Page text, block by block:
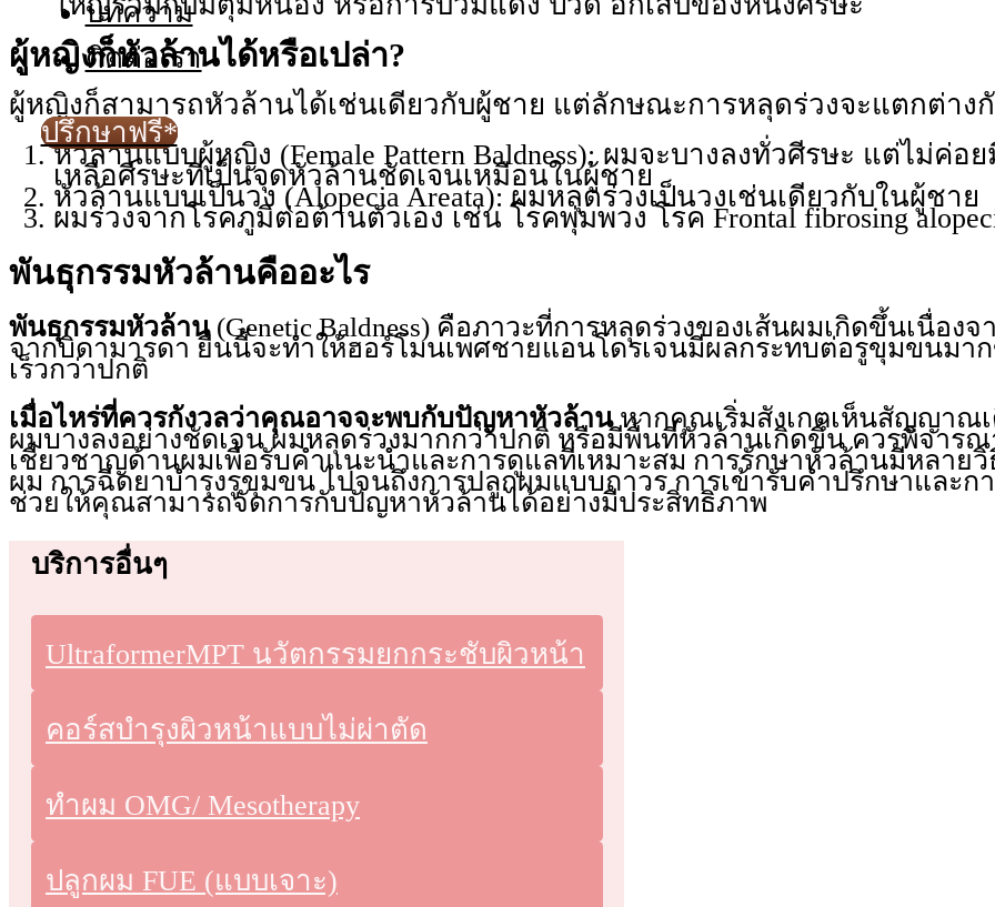
บทความ
ติดต่อเรา
ปรึกษาฟรี*
ผู้หญิงก็หัวล้านได้หรือเปล่า?
ผู้หญิงก็สามารถหัวล้านได้เช่นเดียวกับผู้ชาย แต่ลักษณะการหลุดร่วงจะแตกต่าง
หัวล้านแบบผู้หญิง (Female Pattern Baldness): ผมจะบางลงทั่วศีรษะ แต่ไม่ค่อ
เหลือศีรษะที่เป็นจุดหัวล้านชัดเจนเหมือนในผู้ชาย
หัวล้านแบบเป็นวง (Alopecia Areata): ผมหลุดร่วงเป็นวงเช่นเดียวกับในผู้ชาย
ผมร่วงจากโรคภูมิต่อต้านตัวเอง เช่น โรคพุ่มพวง โรค Frontal fibrosing
พันธุกรรมหัวล้านคืออะไร
พันธุกรรมหัวล้าน(Genetic Baldness) คือภาวะที่การหลุดร่วงของเส้นผมเกิดขึ้นเนื่อง
จากบิดามารดา ยีนนี้จะทำให้ฮอร์โมนเพศชายแอนโดรเจนมีผลกระทบต่อรูขุมขนมา
เร็วกว่าปกติ
เมื่อไหร่ที่ควรกังวลว่าคุณอาจจะพบกับปัญหาหัวล้านหากคุณเริ่มสังเกตเห็นสัญญาณ
ผมบางลงอย่างชัดเจน ผมหลุดร่วงมากกว่าปกติ หรือมีพื้นที่หัวล้านเกิดขึ้น ควรพิจาร
เชี่ยวชาญด้านผมเพื่อรับคำแนะนำและการดูแลที่เหมาะสม การรักษาหัวล้านมีหลาย
ผม การฉีดยาบำรุงรูขุมขน ไปจนถึงการปลูกผมแบบถาวร การเข้ารับคำปรึกษาและก
ช่วยให้คุณสามารถจัดการกับปัญหาหัวล้านได้อย่างมีประสิทธิภาพ
บริการอื่นๆ
UltraformerMPT นวัตกรรมยกกระชับผิวหน้า
คอร์สบำรุงผิวหน้าแบบไม่ผ่าตัด
ทําผม OMG/ Mesotherapy
ปลูกผม FUE (แบบเจาะ)